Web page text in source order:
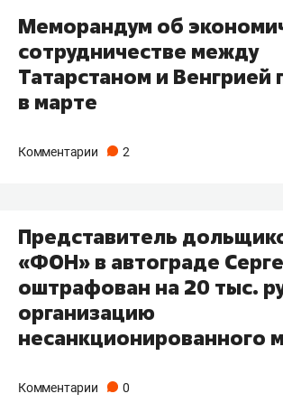
Меморандум об
сотрудничестве между
Татарстаном и Венгрией
в марте
Комментарии 2
Представитель
«ФОН» в автограде
оштрафован на 20 тыс.
организацию
несанкционированного
Комментарии 0